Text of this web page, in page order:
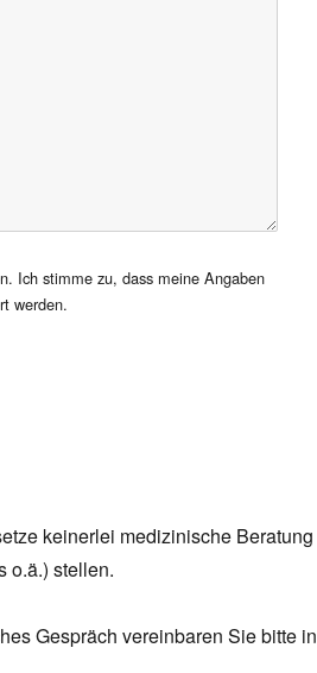
Ich stimme zu, dass meine Angaben
werden.
keinerlei medizinische Beratung
o.ä.) stellen.
Gespräch vereinbaren Sie bitte in